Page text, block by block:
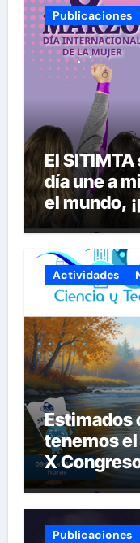
Publicaciones
El
día une a
el mundo,
seguras
Actividades
Estimados
tenemos
X
Tecnología
gustan
la liga para
Publicaciones